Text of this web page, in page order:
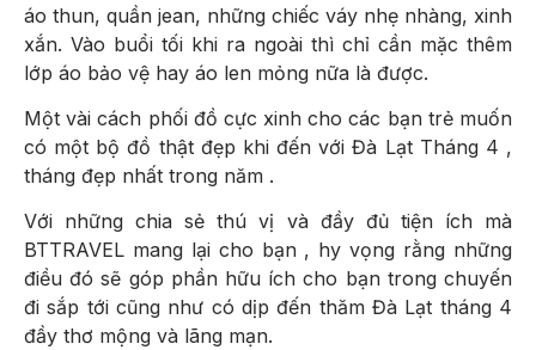
áo thun, quần jean, những chiếc váy nhẹ nhàng, xinh
xắn. Vào buổi tối khi ra ngoài thì chỉ cần mặc thêm
lớp áo bảo vệ hay áo len mỏng nữa là được.
Một vài cách phối đồ cực xinh cho các bạn trẻ muốn
có một bộ đồ thật đẹp khi đến với Đà Lạt Tháng 4 ,
tháng đẹp nhất trong năm .
Với những chia sẻ thú vị và đầy đủ tiện ích mà
BTTRAVEL mang lại cho bạn , hy vọng rằng những
điều đó sẽ góp phần hữu ích cho bạn trong chuyến
đi sắp tới cũng như có dịp đến thăm Đà Lạt tháng 4
đầy thơ mộng và lãng mạn.